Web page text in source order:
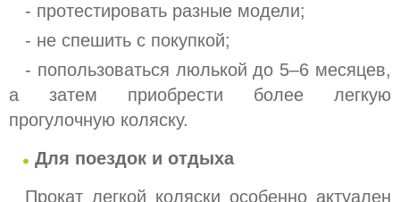
- протестировать разные модели;
- не спешить с покупкой;
- попользоваться люлькой до 5–6 месяцев,
а затем приобрести более легкую
прогулочную коляску.
Для поездок и отдыха
Прокат легкой коляски особенно актуален